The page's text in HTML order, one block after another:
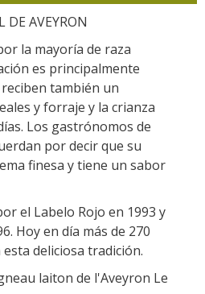
DE AVEYRON
la mayoría de raza
es principalmente
también un
y forraje y la crianza
Los gastrónomos de
por decir que su
finesa y tiene un sabor
el Labelo Rojo en 1993 y
Hoy en día más de 270
deliciosa tradición.
laiton de l'Aveyron Le